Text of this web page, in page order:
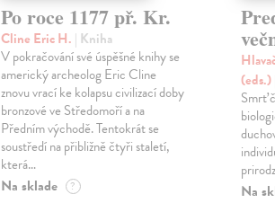
Po roce 1177 př. Kr.
Cline Eric H. | Kniha
V pokračování své úspěšné knihy se
americký archeolog Eric Cline
znovu vrací ke kolapsu civilizací doby
bronzové ve Středomoří a na
Předním východě. Tentokrát se
soustředí na přibližně čtyři staletí,
která…
Na sklade ?
(eds.)
Smrť
Na